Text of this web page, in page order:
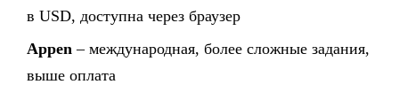
в USD, доступна через браузер
Appen – международная, более сложные задания,
выше оплата